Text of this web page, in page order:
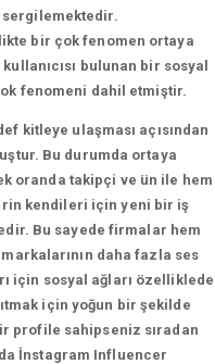
sergilemektedir.
bir çok fenomen ortaya
bulunan bir sosyal
fenomeni dahil etmiştir.
kitleye ulaşması açısından
Bu durumda ortaya
oranda takipçi ve ün ile hem
kendileri için yeni bir iş
Bu sayede firmalar hem
daha fazla ses
için sosyal ağları özelliklede
için yoğun bir şekilde
profile sahipseniz sıradan
İnstagram Influencer